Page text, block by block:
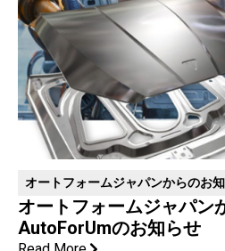
オートフォームジャパンからのお
オートフォームジャパン
AutoForUmのお知らせ